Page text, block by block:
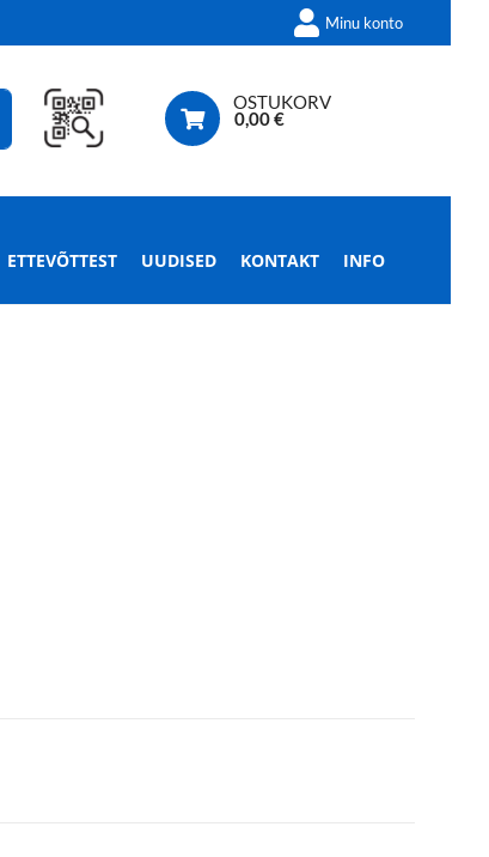
Minu konto
OSTUKORV
0,00€
ETTEVÕTTEST UUDISED KONTAKT INFO